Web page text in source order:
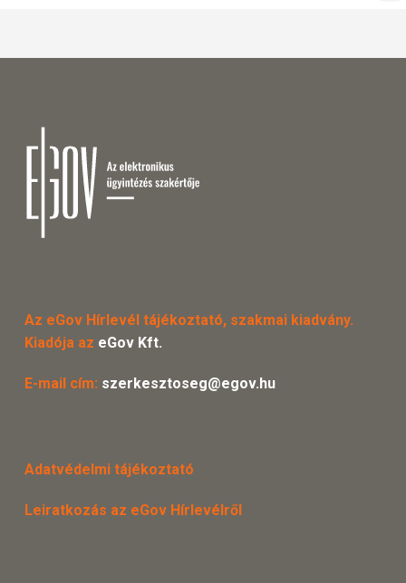
Az eGov Hírlevél tájékoztató, szakmai kiadvány.
Kiadója az eGov Kft.
E-mail cím: szerkesztoseg@egov.hu
Adatvédelmi tájékoztató
Leiratkozás az eGov Hírlevélről